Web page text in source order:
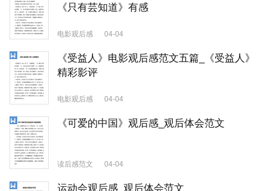
《只有芸知道》有感
电影观后感 04-04
《受益人》电影观后感范文五篇_《受益人》
精彩影评
电影观后感 04-04
《可爱的中国》观后感_观后体会范文
读后感范文 04-04
运动会观后感_观后体会范文